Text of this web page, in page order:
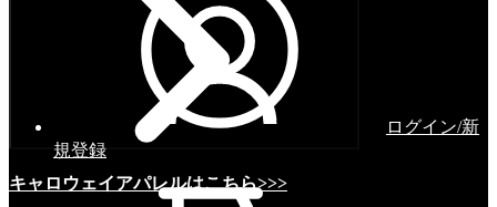
キャロウェイアパレルはこちら>>>
ログイン/新
規登録